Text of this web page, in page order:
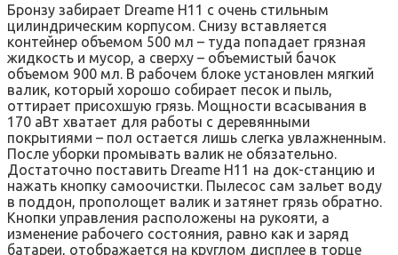
Бронзу забирает Dreame H11 с очень стильным
цилиндрическим корпусом. Снизу вставляется
контейнер объемом 500 мл – туда попадает грязная
жидкость и мусор, а сверху – объемистый бачок
объемом 900 мл. В рабочем блоке установлен мягкий
валик, который хорошо собирает песок и пыль,
оттирает присохшую грязь. Мощности всасывания в
170 аВт хватает для работы с деревянными
покрытиями – пол остается лишь слегка увлажненным.
После уборки промывать валик не обязательно.
Достаточно поставить Dreame H11 на док-станцию и
нажать кнопку самоочистки. Пылесос сам зальет воду
в поддон, прополощет валик и затянет грязь обратно.
Кнопки управления расположены на рукояти, а
изменение рабочего состояния, равно как и заряд
батареи, отображается на круглом дисплее в торце